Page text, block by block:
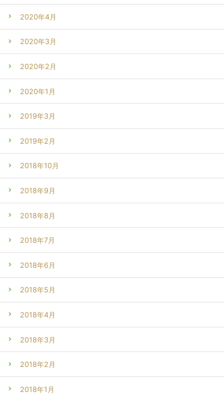
2020年4月
2020年3月
2020年2月
2020年1月
2019年3月
2019年2月
2018年10月
2018年9月
2018年8月
2018年7月
2018年6月
2018年5月
2018年4月
2018年3月
2018年2月
2018年1月